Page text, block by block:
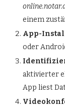
einem
App-
oder
aktivierter
App liest